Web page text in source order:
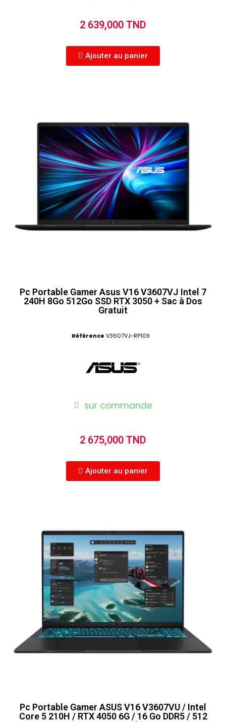
2 639,000 TND
Ajouter au panier
Pc Portable Gamer Asus V16 V3607VJ Intel 7
240H 8Go 512Go SSD RTX 3050 + Sac à Dos
Gratuit
Référence V3607VJ-RP109
sur commande
2 675,000 TND
Ajouter au panier
Pc Portable Gamer ASUS V16 V3607VU / Intel
Core 5 210H / RTX 4050 6G / 16 Go DDR5 / 512